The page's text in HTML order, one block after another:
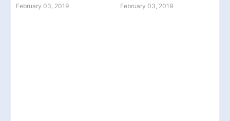
February 03, 2019 February 03, 2019